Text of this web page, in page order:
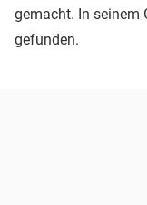
gemacht. In seinem
gefunden.